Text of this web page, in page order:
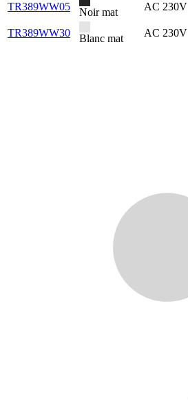
TR389WW05 Noir mat AC 230V
TR389WW30 Blanc mat AC 230V